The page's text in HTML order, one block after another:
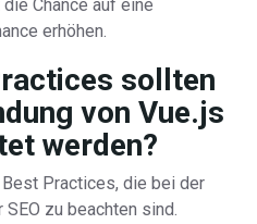
Chance auf eine
erhöhen.
sollten
von Vue.js
werden?
Practices, die bei der
zu beachten sind.